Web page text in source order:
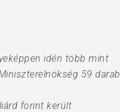
idén több mint
59 darab
forint került